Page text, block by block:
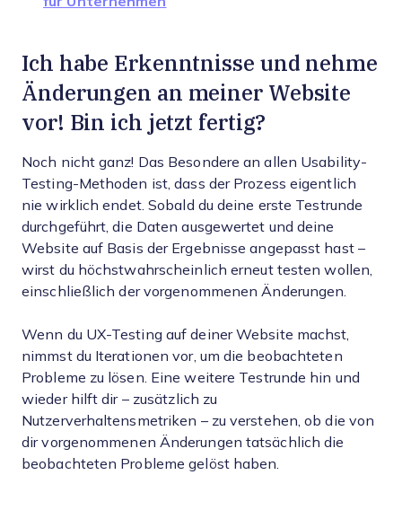
Ich habe Erkenntnisse und nehme
Änderungen an meiner Website
vor! Bin ich jetzt fertig?
Noch nicht ganz! Das Besondere an allen Usability-
Testing-Methoden ist, dass der Prozess eigentlich
nie wirklich endet. Sobald du deine erste Testrunde
durchgeführt, die Daten ausgewertet und deine
Website auf Basis der Ergebnisse angepasst hast –
wirst du höchstwahrscheinlich erneut testen wollen,
einschließlich der vorgenommenen Änderungen.
Wenn du UX-Testing auf deiner Website machst,
nimmst du Iterationen vor, um die beobachteten
Probleme zu lösen. Eine weitere Testrunde hin und
wieder hilft dir – zusätzlich zu
Nutzerverhaltensmetriken – zu verstehen, ob die von
dir vorgenommenen Änderungen tatsächlich die
beobachteten Probleme gelöst haben.